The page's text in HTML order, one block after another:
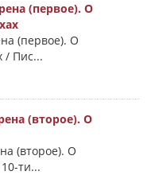
(первое). О
(первое). О
/ Пис...
(второе). О
(второе). О
ти...